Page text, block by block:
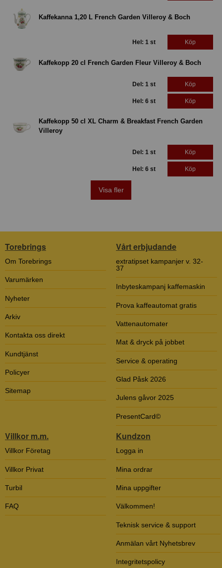
Kaffekanna 1,20 L French Garden Villeroy & Boch
Hel: 1 st Köp
Kaffekopp 20 cl French Garden Fleur Villeroy & Boch
Del: 1 st Köp
Hel: 6 st Köp
Kaffekopp 50 cl XL Charm & Breakfast French Garden
Villeroy
Del: 1 st Köp
Hel: 6 st Köp
Visa fler
Torebrings
Om Torebrings
Varumärken
Nyheter
Arkiv
Kontakta oss direkt
Kundtjänst
Policyer
Sitemap
Vårt erbjudande
extratipset kampanjer v. 32-
37
Inbyteskampanj kaffemaskin
Prova kaffeautomat gratis
Vattenautomater
Mat & dryck på jobbet
Service & operating
Glad Påsk 2026
Julens gåvor 2025
PresentCard©
Villkor m.m.
Villkor Företag
Villkor Privat
Turbil
FAQ
Kundzon
Logga in
Mina ordrar
Mina uppgifter
Välkommen!
Teknisk service & support
Anmälan vårt Nyhetsbrev
Integritetspolicy